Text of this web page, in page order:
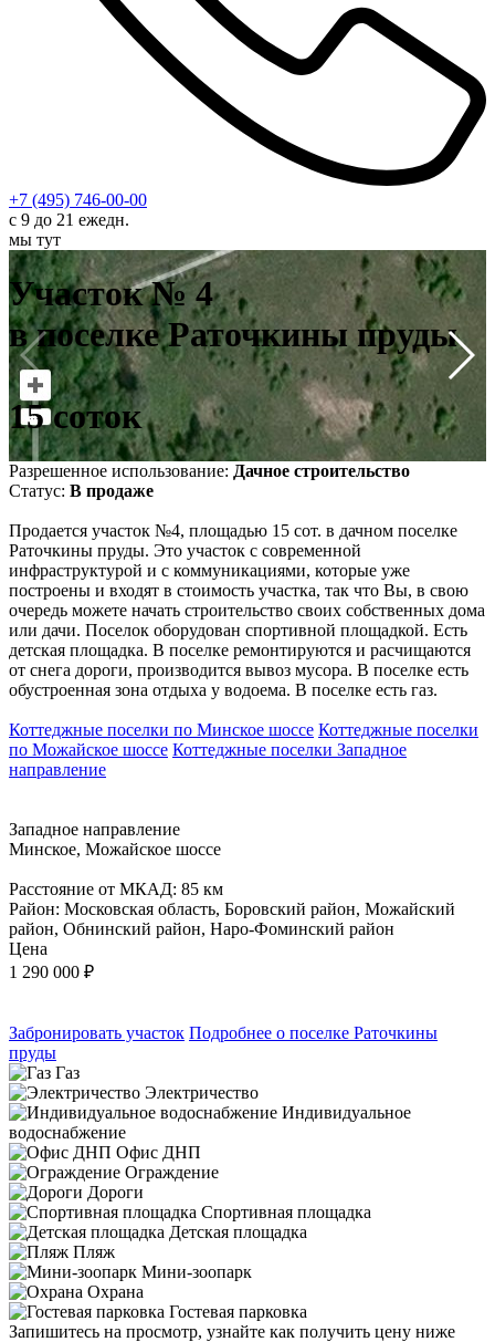
+7 (495) 746-00-00
с 9 до 21 ежедн.
мы тут
Участок № 4
в поселке Раточкины пруды
15 соток
Разрешенное использование: Дачное строительство
Статус: В продаже
Продается участок №4, площадью 15 сот. в дачном поселке
Раточкины пруды. Это участок с современной
инфраструктурой и с коммуникациями, которые уже
построены и входят в стоимость участка, так что Вы, в свою
очередь можете начать строительство своих собственных дома
или дачи. Поселок оборудован спортивной площадкой. Есть
детская площадка. В поселке ремонтируются и расчищаются
от снега дороги, производится вывоз мусора. В поселке есть
обустроенная зона отдыха у водоема. В поселке есть газ.
Коттеджные поселки по Минское шоссе Коттеджные поселки
по Можайское шоссе Коттеджные поселки Западное
направление
Западное направление
Минское, Можайское шоссе
Расстояние от МКАД: 85 км
Район: Московская область, Боровский район, Можайский
район, Обнинский район, Наро-Фоминский район
Цена
1 290 000 ₽
Забронировать участок Подробнее о поселке Раточкины
пруды
Газ
Электричество
Индивидуальное
водоснабжение
Офис ДНП
Ограждение
Дороги
Спортивная площадка
Детская площадка
Пляж
Мини-зоопарк
Охрана
Гостевая парковка
Запишитесь на просмотр, узнайте как получить цену ниже